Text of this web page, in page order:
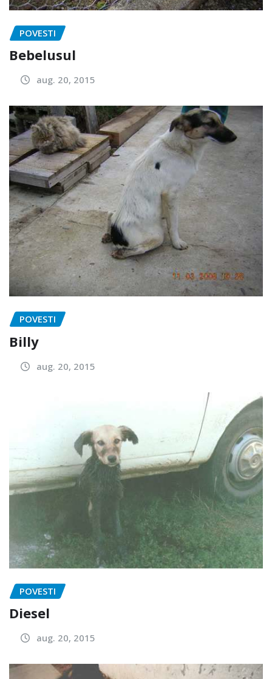
POVESTI
Bebelusul
aug. 20, 2015
POVESTI
Billy
aug. 20, 2015
POVESTI
Diesel
aug. 20, 2015